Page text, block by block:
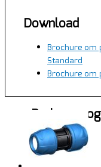
Download
Brochure om
Standard
Brochure om
Du kunne